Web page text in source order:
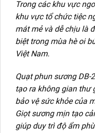
Trong các khu vực
khu vực tổ chức tiệc
mát mẻ và dễ chịu là
biệt trong mùa hè oi
Việt Nam.
Quạt phun sương DB-
tạo ra không gian thư
bảo vệ sức khỏe của
Giọt sương mịn tạo
giúp duy trì độ ẩm